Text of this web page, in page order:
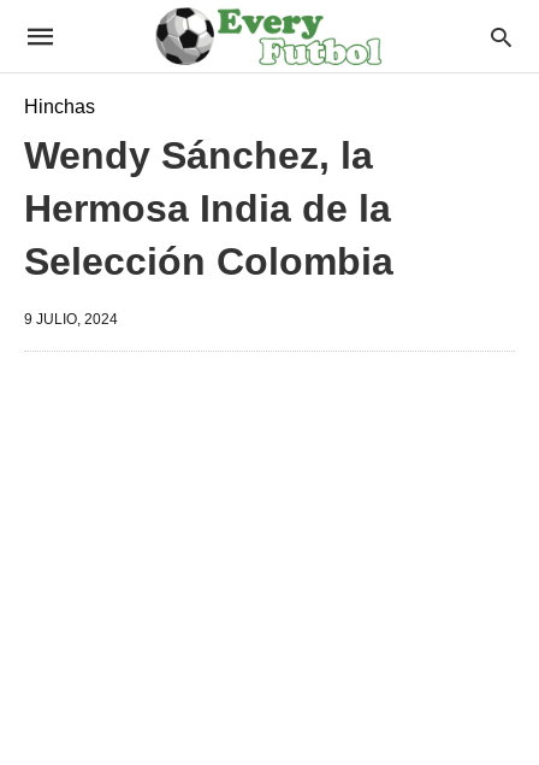
Hinchas
Wendy Sánchez, la
Hermosa India de la
Selección Colombia
9 JULIO, 2024